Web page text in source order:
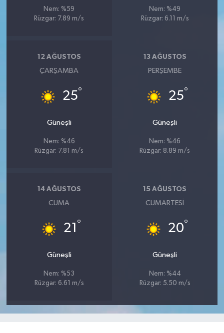
Nem: %59
Rüzgar: 7.89 m/s
Nem: %49
Rüzgar: 6.11 m/s
12 AĞUSTOS
ÇARŞAMBA
25°
Güneşli
Nem: %46
Rüzgar: 7.81 m/s
13 AĞUSTOS
PERŞEMBE
25°
Güneşli
Nem: %46
Rüzgar: 8.89 m/s
14 AĞUSTOS
CUMA
21 °
Güneşli
Nem: %53
Rüzgar: 6.61 m/s
15 AĞUSTOS
CUMARTESI
20°
Güneşli
Nem: %44
Rüzgar: 5.50 m/s